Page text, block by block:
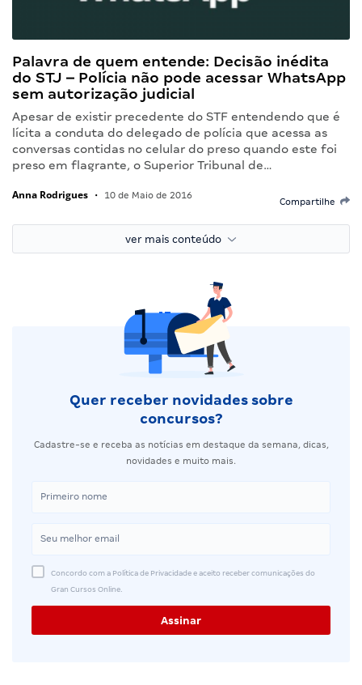
Palavra de quem entende: Decisão inédita
do STJ – Polícia não pode acessar WhatsApp
sem autorização judicial
Apesar de existir precedente do STF entendendo que é
lícita a conduta do delegado de polícia que acessa as
conversas contidas no celular do preso quando este foi
preso em flagrante, o Superior Tribunal de…
Anna Rodrigues • 10 de Maio de 2016
Compartilhe
ver mais conteúdo
Quer receber novidades sobre
concursos?
Cadastre-se e receba as notícias em destaque da semana, dicas,
novidades e muito mais.
Concordo com a Política de Privacidade e aceito receber comunicações do
Gran Cursos Online.